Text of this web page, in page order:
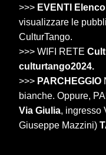
>>> EVENTI
visualizzare le
CulturTango.
>>> WIFI RETE
culturtango2024.
>>> PARCHEGGIO
bianche. Oppure,
Via Giulia, ingresso
Giuseppe Mazzini)